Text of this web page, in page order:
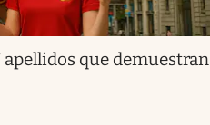
apellidos que demuestran